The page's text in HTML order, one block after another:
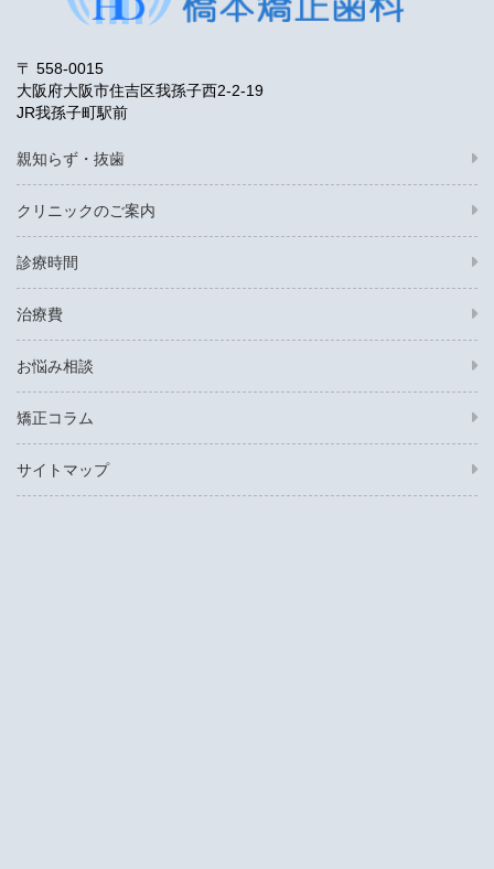
〒 558-0015
大阪府大阪市住吉区我孫子西2-2-19
JR我孫子町駅前
親知らず・抜歯
クリニックのご案内
診療時間
治療費
お悩み相談
矯正コラム
サイトマップ